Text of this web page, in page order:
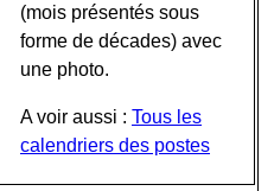
(mois présentés sous
forme de décades) avec
une photo.
A voir aussi : Tous les
calendriers des postes